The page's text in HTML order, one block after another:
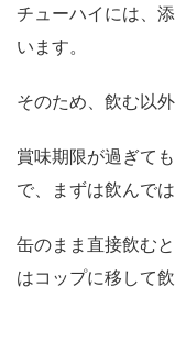
チューハイには、
います。
そのため、飲む以
賞味期限が過ぎて
で、まずは飲んで
缶のまま直接飲む
はコップに移して